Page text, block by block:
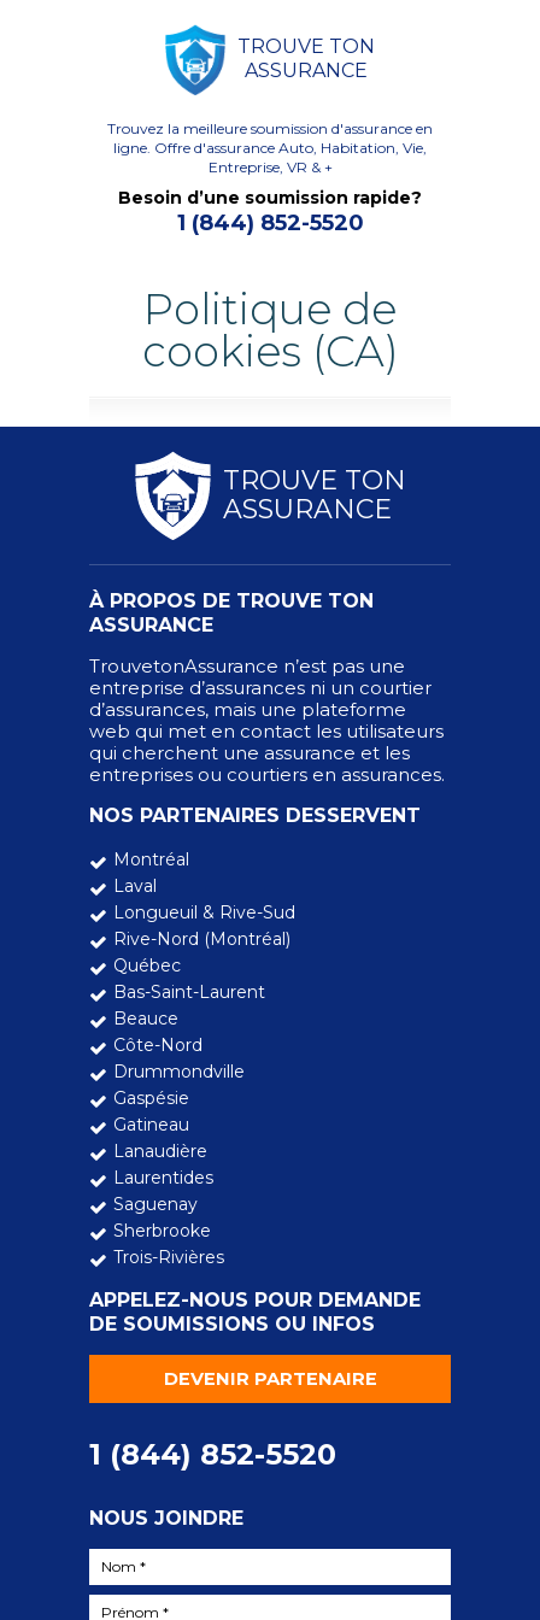
TROUVE TON
ASSURANCE
Trouvez la meilleure soumission d'assurance en
ligne. Offre d'assurance Auto, Habitation, Vie,
Entreprise, VR & +
Besoin d’une soumission rapide?
1 (844) 852-5520
Politique de
cookies (CA)
TROUVE TON
ASSURANCE
À PROPOS DE TROUVE TON
ASSURANCE
TrouvetonAssurance n’est pas une
entreprise d’assurances ni un courtier
d’assurances, mais une plateforme
web qui met en contact les utilisateurs
qui cherchent une assurance et les
entreprises ou courtiers en assurances.
NOS PARTENAIRES DESSERVENT
Montréal
Laval
Longueuil & Rive-Sud
Rive-Nord (Montréal)
Québec
Bas-Saint-Laurent
Beauce
Côte-Nord
Drummondville
Gaspésie
Gatineau
Lanaudière
Laurentides
Saguenay
Sherbrooke
Trois-Rivières
APPELEZ-NOUS POUR DEMANDE
DE SOUMISSIONS OU INFOS
DEVENIR PARTENAIRE
1 (844) 852-5520
NOUS JOINDRE